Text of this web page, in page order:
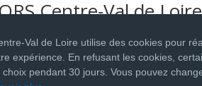
Val de Loire utilise des cookies pour
expérience. En refusant les cookies,
pendant 30 jours. Vous pouvez
Centre-Val de